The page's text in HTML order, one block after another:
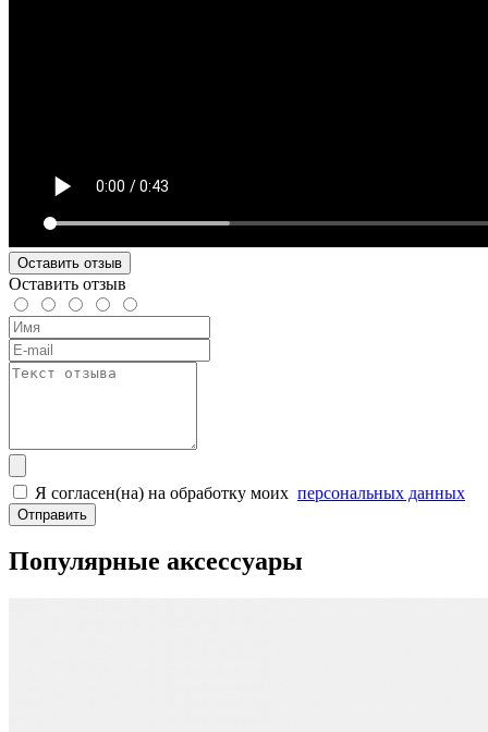
Оставить отзыв
Оставить отзыв
Я согласен(на) на обработку моих персональных данных
Отправить
Популярные аксессуары